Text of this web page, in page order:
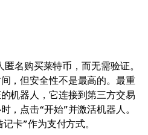
名购买莱特币，而无需验证。
，但安全性不是最高的。最重
机器人，它连接到第三方交易
，点击“开始”并激活机器人。
卡”作为支付方式。